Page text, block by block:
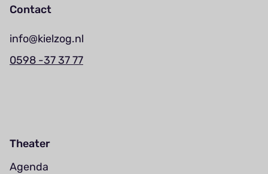
Contact
info@kielzog.nl
0598 -37 37 77
Theater
Agenda